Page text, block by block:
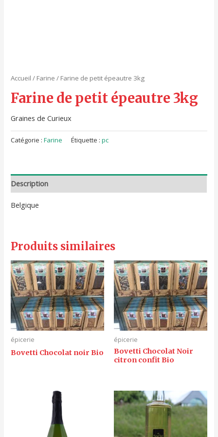
Accueil / Farine / Farine de petit épeautre 3kg
Farine de petit épeautre 3kg
Graines de Curieux
Catégorie :Farine Étiquette :pc
Description
Belgique
Produits similaires
épicerie
Bovetti Chocolat noir Bio
épicerie
Bovetti Chocolat Noir
citron confit Bio